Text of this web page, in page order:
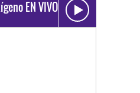
EN VIVO